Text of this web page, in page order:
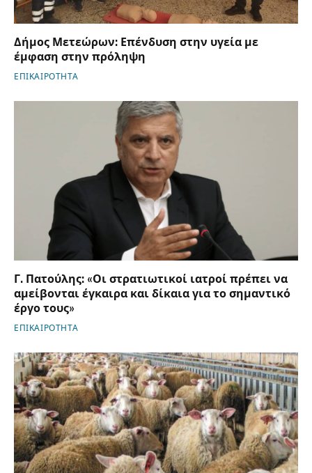
Δήμος Μετεώρων: Επένδυση στην υγεία με
έμφαση στην πρόληψη
ΕΠΙΚΑΙΡΟΤΗΤΑ
Γ. Πατούλης: «Οι στρατιωτικοί ιατροί πρέπει να
αμείβονται έγκαιρα και δίκαια για το σημαντικό
έργο τους»
ΕΠΙΚΑΙΡΟΤΗΤΑ